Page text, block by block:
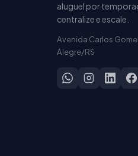
aluguel por
centralize e escale.
Avenida Carlos
Alegre/RS